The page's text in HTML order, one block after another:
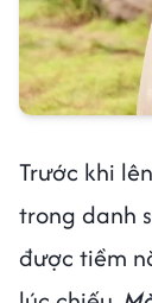
Trước khi
trong danh
được tiềm